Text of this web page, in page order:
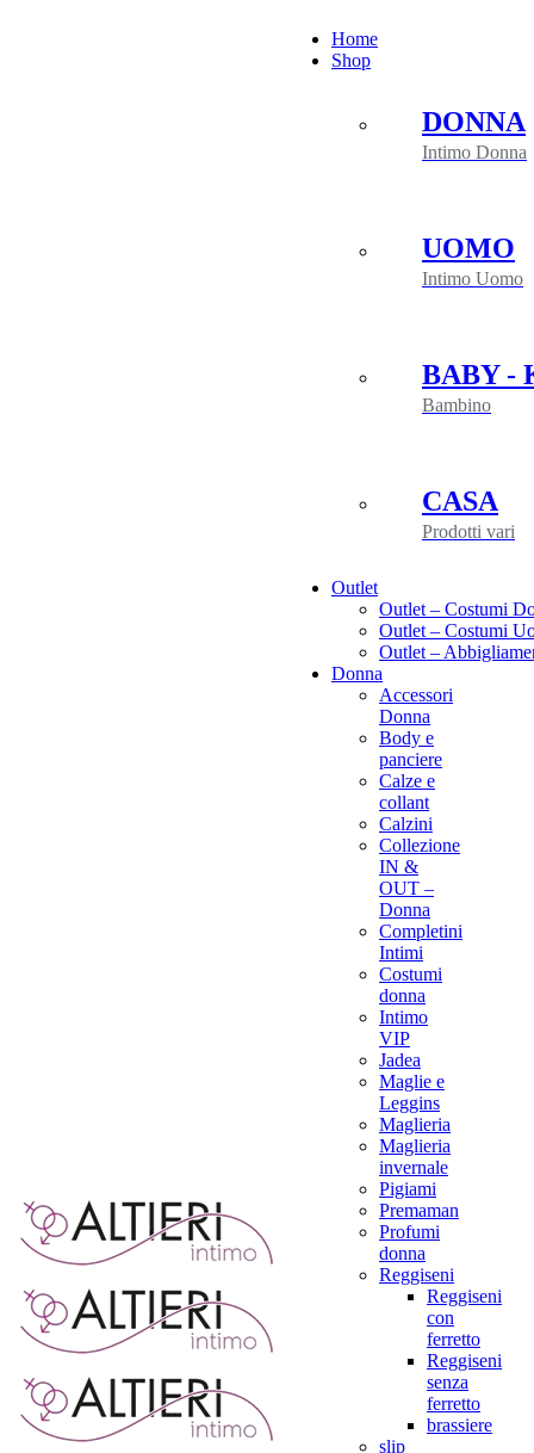
Home
Shop
DONNA
Intimo Donna
UOMO
Intimo Uomo
BABY -
Bambino
CASA
Prodotti vari
Outlet
Outlet – Costumi
Outlet – Costumi
Outlet –
Donna
Accessori
Donna
Body e
panciere
Calze e
collant
Calzini
Collezione
IN &
OUT –
Donna
Completini
Intimi
Costumi
donna
Intimo
VIP
Jadea
Maglie e
Leggins
Maglieria
Maglieria
invernale
Pigiami
Premaman
Profumi
donna
Reggiseni
Reggiseni
con
ferretto
Reggiseni
senza
ferretto
brassiere
slip